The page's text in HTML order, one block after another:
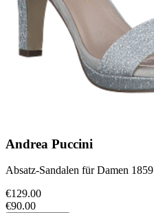
Andrea Puccini
Absatz-Sandalen für Damen
€129.00
€90.00